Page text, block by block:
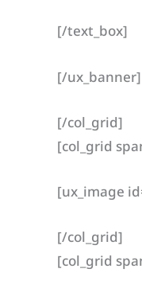
[/text_box]
[/ux_banner]
[/col_grid]
[col_grid
[ux_image
[/col_grid]
[col_grid